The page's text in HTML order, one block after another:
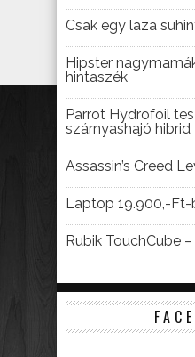
Csak egy laza
Hipster
hintaszék
Parrot Hydrofoil
szárnyashajó hibrid
Assassin’s Creed
Laptop 19.900,-
Rubik TouchCube